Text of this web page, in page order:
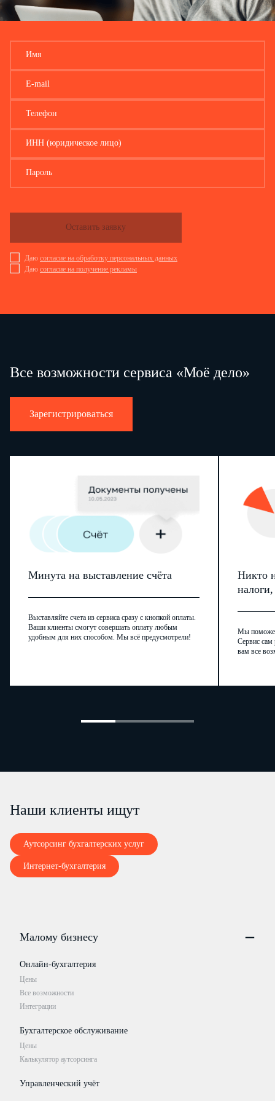
Имя
E-mail
Телефон
ИНН (юридическое лицо)
Пароль
Даю согласие на обработку персональных данных
Даю согласие на получение рекламы
Оставить заявку
Все возможности сервиса «Моё дело»
Зарегистрироваться
Минута на выставление счёта
Выставляйте счета из сервиса сразу с кнопкой оплаты.
Ваши клиенты смогут совершать оплату любым
удобным для них способом. Мы всё предусмотрели!
Никто
Мы
Сервис сам
вам все
Наши клиенты ищут
Аутсорсинг бухгалтерских услуг
Интернет-бухгалтерия
Малому бизнесу
Онлайн-бухгалтерия
Цены
Все возможности
Интеграции
Бухгалтерское обслуживание
Цены
Калькулятор аутсорсинга
Управленческий учёт